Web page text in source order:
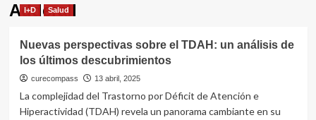
Adderall
I+D Salud
Nuevas perspectivas sobre el TDAH: un análisis de
los últimos descubrimientos
curecompass 13 abril, 2025
La complejidad del Trastorno por Déficit de Atención e
Hiperactividad (TDAH) revela un panorama cambiante en su